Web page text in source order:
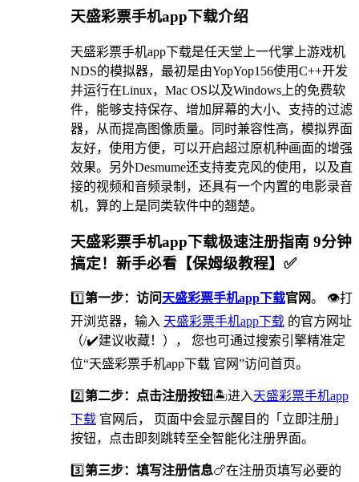
天盛彩票手机app下载介绍
天盛彩票手机app下载是任天堂上一代掌上游戏机
NDS的模拟器，最初是由YopYop156使用C++开发
并运行在Linux，Mac OS以及Windows上的免费软
件，能够支持保存、增加屏幕的大小、支持的过滤
器，从而提高图像质量。同时兼容性高，模拟界面
友好，使用方便，可以开启超过原机种画面的增强
效果。另外Desmume还支持麦克风的使用，以及直
接的视频和音频录制，还具有一个内置的电影录音
机，算的上是同类软件中的翘楚。
天盛彩票手机app下载极速注册指南 9分钟
搞定！新手必看【保姆级教程】✅
1️⃣第一步：访问 天盛彩票手机app下载官网。 👁打
开浏览器，输入 天盛彩票手机app下载 的官方网址
（/✔️建议收藏！）， 您也可通过搜索引擎精准定
位“天盛彩票手机app下载 官网”访问首页。
2️⃣第二步：点击注册按钮🏝进入天盛彩票手机app
下载 官网后， 页面中会显示醒目的「立即注册」
按钮，点击即刻跳转至全智能化注册界面。
3️⃣第三步：填写注册信息🍗在注册页填写必要的